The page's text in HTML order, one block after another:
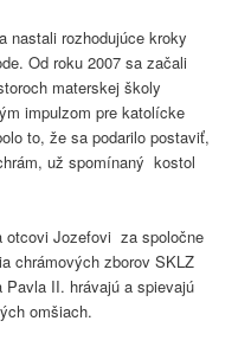
nastali rozhodujúce kroky
Od roku 2007 sa začali
materskej školy
impulzom pre katolícke
to, že sa podarilo postaviť,
už spomínaný kostol
otcovi Jozefovi za spoločne
chrámových zborov SKLZ
II. hrávajú a spievajú
omšiach.